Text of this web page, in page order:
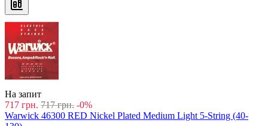
На запит
717 грн. 717 грн. -0%
Warwick 46300 RED Nickel Plated Medium Light 5-String (40-